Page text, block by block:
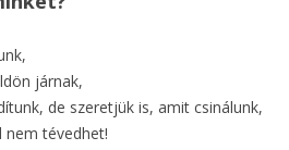
járnak,
de szeretjük is, amit csinálunk,
nem tévedhet!